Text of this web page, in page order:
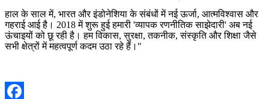
हाल के साल में, भारत और इंडोनेशिया के संबंधों में नई ऊर्जा, आत्मविश्वास और
गहराई आई है। 2018 में शुरू हुई हमारी 'व्यापक रणनीतिक साझेदारी' अब नई
ऊंचाइयों को छू रही है। हम विकास, सुरक्षा, तकनीक, संस्कृति और शिक्षा जैसे
सभी क्षेत्रों में महत्वपूर्ण कदम उठा रहे हैं।"